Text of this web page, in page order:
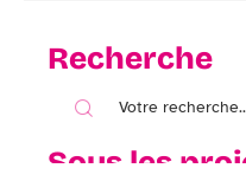
Recherche
Sous les